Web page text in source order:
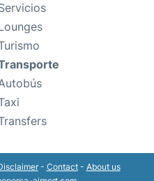
- Contact- About us